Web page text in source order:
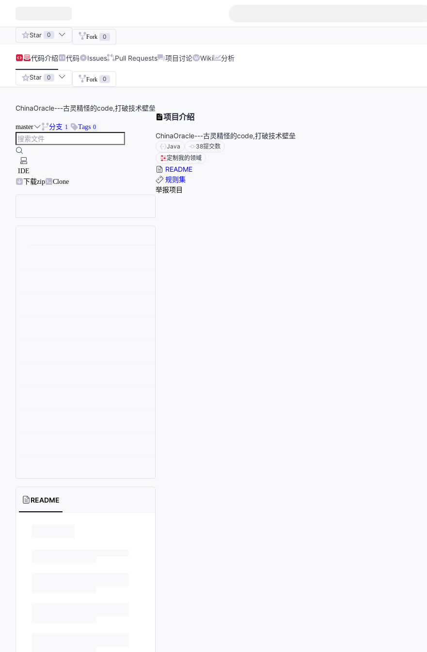
Star 0 Fork 0
代码介绍 代码 Issues Pull Requests 项目讨论 Wiki 分析
Star 0 Fork 0
ChinaOracle---古灵精怪的code,打破技术壁垒
master 分支 1 Tags 0
IDE
下载zip
Clone
README
项目介绍
ChinaOracle---古灵精怪的code,打破技术壁垒
Java 38提交数
定制我的领域
README
规则集
举报项目